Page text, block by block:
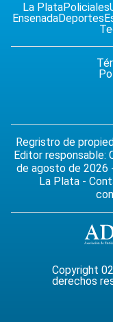
La PlataPoliciales
EnsenadaDeportes
Regristro de
Editor responsable:
de agosto de 2026
La Plata -
Copyright
derechos